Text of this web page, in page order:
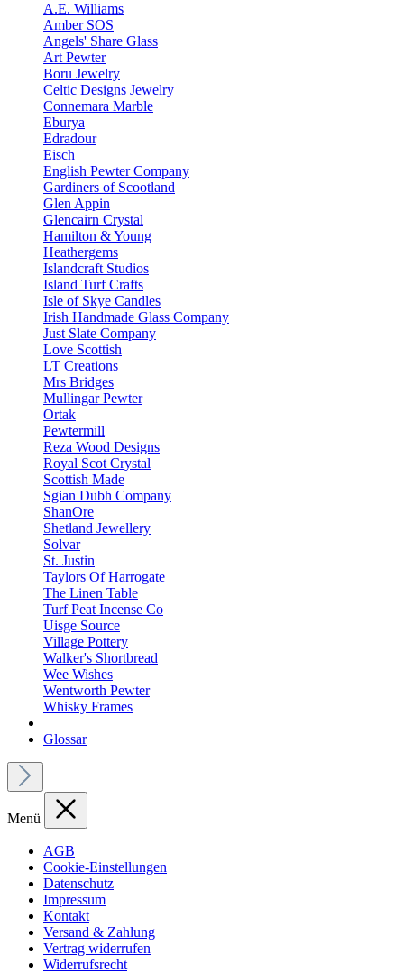
A.E. Williams
Amber SOS
Angels' Share Glass
Art Pewter
Boru Jewelry
Celtic Designs Jewelry
Connemara Marble
Eburya
Edradour
Eisch
English Pewter Company
Gardiners of Scootland
Glen Appin
Glencairn Crystal
Hamilton & Young
Heathergems
Islandcraft Studios
Island Turf Crafts
Isle of Skye Candles
Irish Handmade Glass Company
Just Slate Company
Love Scottish
LT Creations
Mrs Bridges
Mullingar Pewter
Ortak
Pewtermill
Reza Wood Designs
Royal Scot Crystal
Scottish Made
Sgian Dubh Company
ShanOre
Shetland Jewellery
Solvar
St. Justin
Taylors Of Harrogate
The Linen Table
Turf Peat Incense Co
Uisge Source
Village Pottery
Walker's Shortbread
Wee Wishes
Wentworth Pewter
Whisky Frames
Glossar
Menü
AGB
Cookie-Einstellungen
Datenschutz
Impressum
Kontakt
Versand & Zahlung
Vertrag widerrufen
Widerrufsrecht